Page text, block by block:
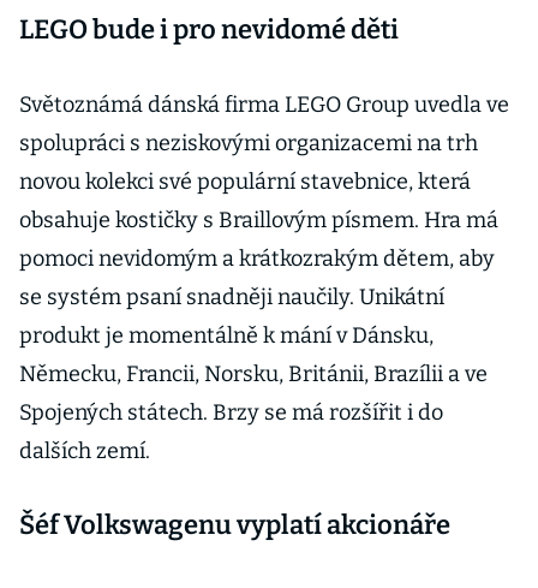
LEGO bude i pro nevidomé děti
Světoznámá dánská firma LEGO Group uvedla ve
spolupráci s neziskovými organizacemi na trh
novou kolekci své populární stavebnice, která
obsahuje kostičky s Braillovým písmem. Hra má
pomoci nevidomým a krátkozrakým dětem, aby
se systém psaní snadněji naučily. Unikátní
produkt je momentálně k mání v Dánsku,
Německu, Francii, Norsku, Británii, Brazílii a ve
Spojených státech. Brzy se má rozšířit i do
dalších zemí.
Šéf Volkswagenu vyplatí akcionáře